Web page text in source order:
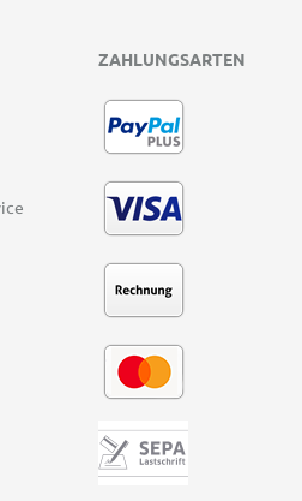
ZAHLUNGSARTEN